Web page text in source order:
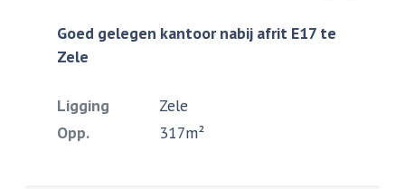
Goed gelegen kantoor nabij afrit E17 te
Zele
Ligging
Zele
Opp.
317m²